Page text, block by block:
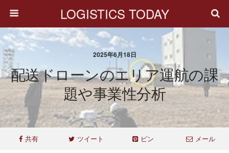
LOGISTICS TODAY
2025年6月18日
配送ドローンのエリア運航の課
題や事業性分析
共有 ツイート ピン メール